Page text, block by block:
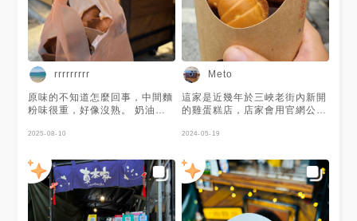
rrrrrrrrr
原味的不知道怎麼回事，中間麵
粉味很重，好像沒熟。 奶油味
但好像沒有。
2025-08-10
Meto
這家是近幾年於三峽老街內新開
的雞蛋糕店，店家會用官網公告
街內算熱門的店家，點餐後需等
對值得你等待，外觀是符合三峽
特色的金牛角圖案，而雞蛋糕本
體吃得出濃濃的雞蛋及麵糊香，
內餡則是用料實在。 店家IG-
https://www.instagram.com/
2024-05-19